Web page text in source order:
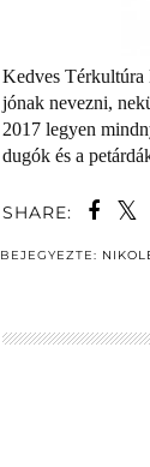
Kedves Térkultúra
jónak nevezni,
2017 legyen
dugók és a
SHARE:
BEJEGYEZTE: